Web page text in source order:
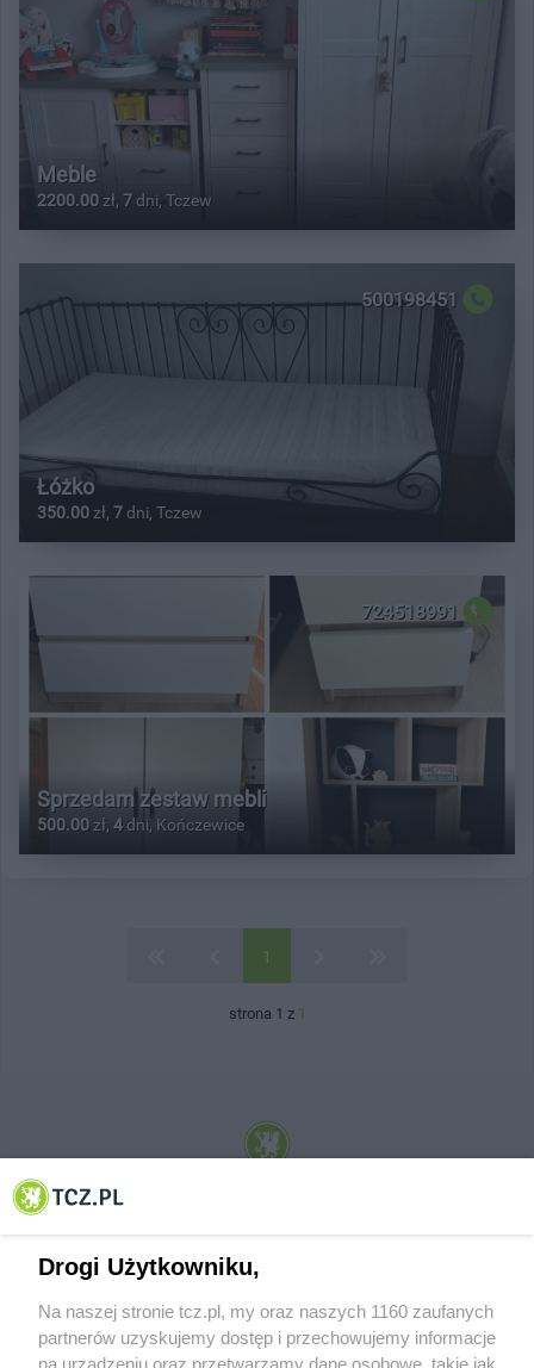
Meble
2200.00 zł, 7 dni, Tczew
500198451
Łóżko
350.00 zł, 7 dni, Tczew
724518991
Sprzedam zestaw mebli
500.00 zł, 4 dni, Kończewice
1
strona 1 z 1
© 2001-2026 Tczew - TCZ.PL Sp. z o.o. Internetowy Serwis Informacyjny Miasta
Drogi Użytkowniku,
Na naszej stronie tcz.pl, my oraz naszych 1160 zaufanych
partnerów uzyskujemy dostęp i przechowujemy informacje
na urządzeniu oraz przetwarzamy dane osobowe, takie jak